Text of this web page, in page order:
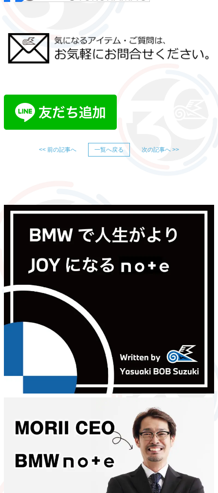
<< 前の記事へ 一覧へ戻る 次の記事へ >>